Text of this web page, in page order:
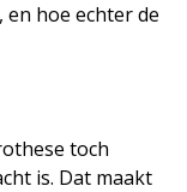
hoe echter de
toch
is. Dat maakt